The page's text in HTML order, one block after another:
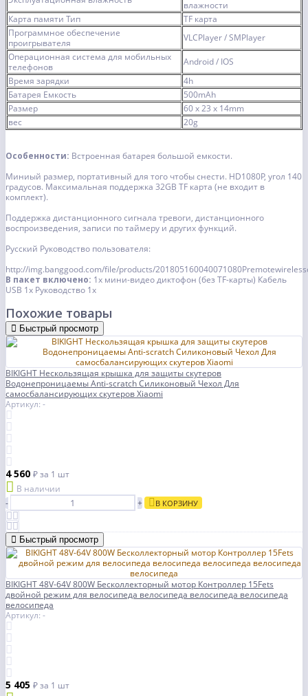
влажности
Карта памяти Тип
TF карта
Программное обеспечение
проигрывателя
VLCPlayer / SMPlayer
Операционная система для мобильных
телефонов
Android / IOS
Время зарядки
4h
Батарея Емкость
500mAh
Размер
60 x 23 x 14mm
вес
20g
Особенности: Встроенная батарея большой емкости.
Миниый размер, портативный для того чтобы снести. HD1080P, угол 140
градусов. Максимальная поддержка 32GB TF карта (не входит в
комплект).
Поддержка дистанционного сигнала тревоги, дистанционного
воспроизведения, записи по таймеру и других функций.
Русский Руководство пользователя:
http://img.banggood.com/file/products/
В пакет включено: 1x мини-видео диктофон (без TF-карты) Кабель
USB 1x Руководство 1x
Похожие товары
Быстрый просмотр
BIKIGHT Нескользящая крышка для защиты скутеров
Водонепроницаемы Anti-scratch Силиконовый Чехол Для
самосбалансирующих скутеров Xiaomi
Артикул: -
4 560 ₽за 1 шт
В наличии
-
+ В КОРЗИНУ
Быстрый просмотр
BIKIGHT 48V-64V 800W Бесколлекторный мотор Контроллер 15Fets
двойной режим для велосипеда велосипеда велосипеда велосипеда
велосипеда
Артикул: -
5 405 ₽за 1 шт